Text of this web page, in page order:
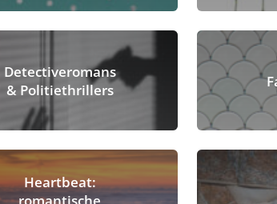
Detectiveromans
& Politiethrillers
Heartbeat:
romantische